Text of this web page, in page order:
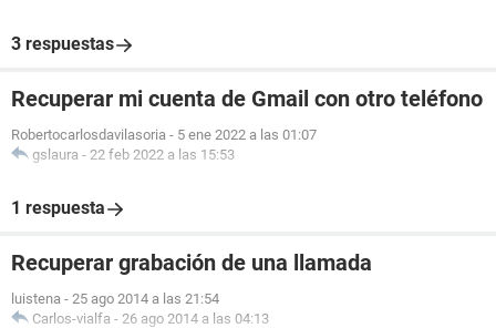
3 respuestas
Recuperar mi cuenta de Gmail con otro teléfono
Robertocarlosdavilasoria - 5 ene 2022 a las 01:07
gslaura - 22 feb 2022 a las 15:53
1 respuesta
Recuperar grabación de una llamada
luistena - 25 ago 2014 a las 21:54
Carlos-vialfa - 26 ago 2014 a las 04:13